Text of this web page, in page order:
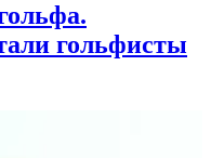
гольфисты